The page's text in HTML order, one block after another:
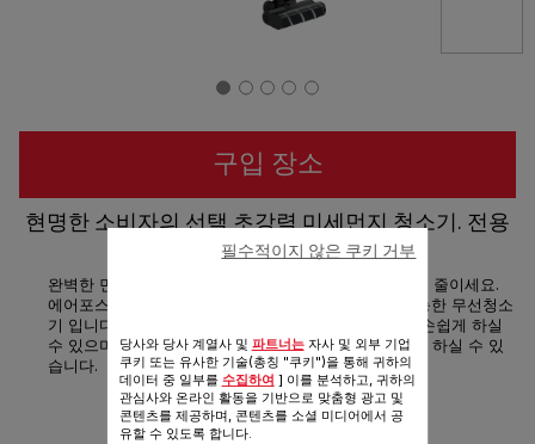
구입 장소
현명한 소비자의 선택 초강력 미세먼지 청소기. 전용
거치대로 충전과 보관을 한번에
완벽한 먼지제거와 부드러운 핸들링으로 청소의 부담을 줄이세요.
에어포스 360 라이트는 초경량의 강력한 먼지제가 가능한 무선청소
기 입니다. 핸디형으로 사용 가능, 높은 곳 먼지제거도 손쉽게 하실
수 있으며, 전용 스탠딩 거치대로 충전과 보관을 동시에 하실 수 있
습니다.
공유 보내기
당사와 당사 계열사 및 파트너는자사 및 외부 기업
쿠키 또는 유사한 기술(총칭 "쿠키")을 통해 귀하의
데이터 중 일부를 수집하여 ] 이를 분석하고, 귀하의
관심사와 온라인 활동을 기반으로 맞춤형 광고 및
콘텐츠를 제공하며, 콘텐츠를 소셜 미디어에서 공
유할 수 있도록 합니다.
필수적이지 않은 쿠키 거부